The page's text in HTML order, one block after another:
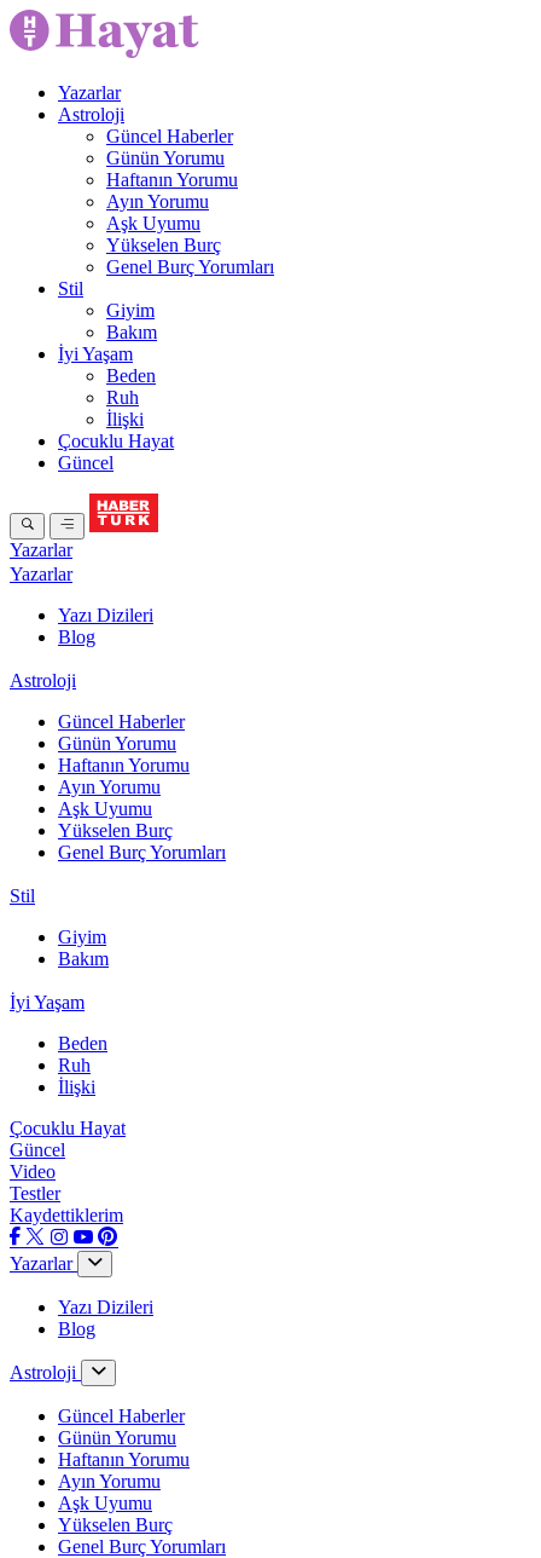
Yazarlar
Astroloji
Güncel Haberler
Günün Yorumu
Haftanın Yorumu
Ayın Yorumu
Aşk Uyumu
Yükselen Burç
Genel Burç Yorumları
Stil
Giyim
Bakım
İyi Yaşam
Beden
Ruh
İlişki
Çocuklu Hayat
Güncel
Yazarlar
Yazarlar
Yazı Dizileri
Blog
Astroloji
Güncel Haberler
Günün Yorumu
Haftanın Yorumu
Ayın Yorumu
Aşk Uyumu
Yükselen Burç
Genel Burç Yorumları
Stil
Giyim
Bakım
İyi Yaşam
Beden
Ruh
İlişki
Çocuklu Hayat
Güncel
Video
Testler
Kaydettiklerim
Yazarlar
Yazı Dizileri
Blog
Astroloji
Güncel Haberler
Günün Yorumu
Haftanın Yorumu
Ayın Yorumu
Aşk Uyumu
Yükselen Burç
Genel Burç Yorumları